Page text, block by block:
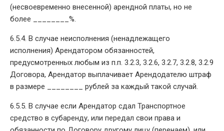
(несвоевременно внесенной) арендной платы, но не
более ________%.
6.5.4. В случае неисполнения (ненадлежащего
исполнения) Арендатором обязанностей,
предусмотренных любым из п.п. 3.2.3, 3.2.6, 3.2.7, 3.2.8, 3.2.9
Договора, Арендатор выплачивает Арендодателю штраф
в размере ________ рублей за каждый такой случай.
6.5.5. В случае если Арендатор сдал Транспортное
средство в субаренду, или передал свои права и